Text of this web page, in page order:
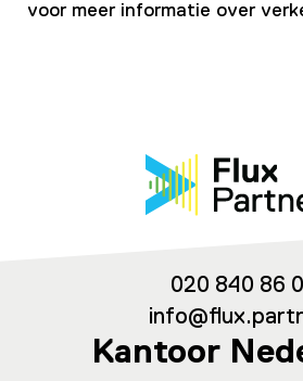
voor meer informatie over
020 840 86
Kantoor